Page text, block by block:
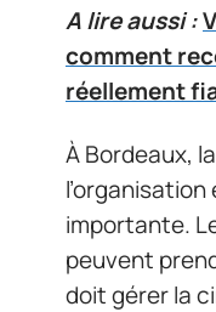
A lire aussi :
comment
réellement
À Bordeaux,
importante.
peuvent
doit gérer la